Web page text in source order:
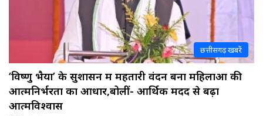
छत्तीसगढ़ खबरें
‘विष्णु भैया’ के सुशासन में महतारी वंदन बना महिलाओं की
आत्मनिर्भरता का आधार,बोलीं- आर्थिक मदद से बढ़ा
आत्मविश्वास